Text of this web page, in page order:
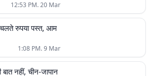
12:53 PM. 20 Mar
रुपया पस्त, आम
1:08 PM. 9 Mar
नहीं, चीन-जापान